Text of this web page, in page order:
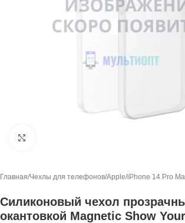
Главная/Чехлы для телефонов/Apple/iPhone 14 Pro
Силиконовый чехол
окантовкой Magnetic Show